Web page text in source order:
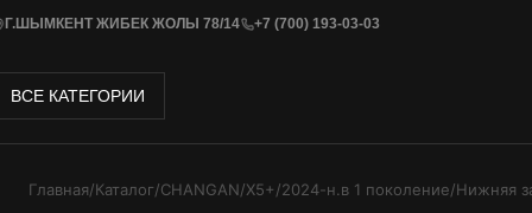
Г.ШЫМКЕНТ ЖИБЕК ЖОЛЫ 78/14 +7 (700) 193-03-03
ВСЕ КАТЕГОРИИ
Главная/Каталог/CHANGAN/Х5+/2024-н.в 1 поколение/Нижняя